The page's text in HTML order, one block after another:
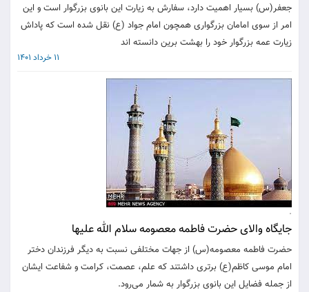
جعفر(س) بسیار اهمیت دارد، سفارش به زیارت این بانوی بزرگوار است و این
امر از سوی امامان بزرگواری همچون امام جواد (ع) نقل شده است که پاداش
زیارت عمه بزرگوار خود را بهشت برین دانسته اند
11 خرداد 1401
.
جایگاه والای حضرت فاطمه معصومه سلام الله علیها
حضرت فاطمه معصومه(س) از جهات مختلفی نسبت به دیگر فرزندان دختر
امام موسی کاظم(ع) برتری داشتند که علم، عصمت، کرامت و شفاعت ایشان
از جمله فضایل این بانوی بزرگوار به شمار می‌رود.